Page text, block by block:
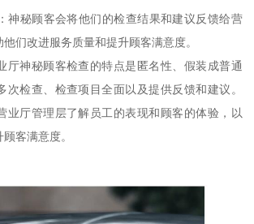
神秘顾客会将他们的检查结果和建议反馈给营
们改进服务质量和提升顾客满意度。
厅神秘顾客检查的特点是匿名性、假装成普通
次检查、检查项目全面以及提供反馈和建议。
业厅管理层了解员工的表现和顾客的体验，以
客满意度。